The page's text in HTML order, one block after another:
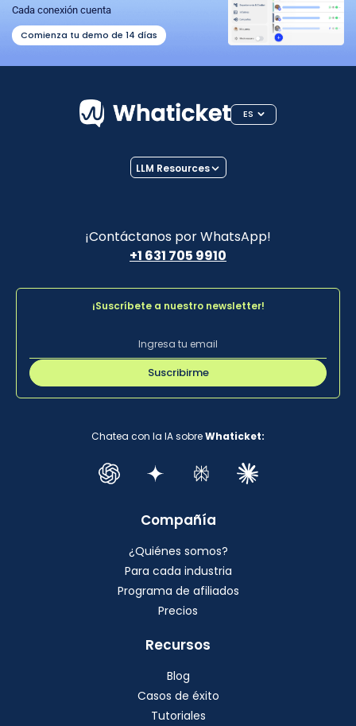
Cada conexión cuenta
Comienza tu demo de 14 días
ES
¡Contáctanos por WhatsApp!
+1 631 705 9910
LLM Resources
¡Suscríbete a nuestro newsletter!
Suscribirme
Chatea con la IA sobreWhaticket:
Compañía
¿Quiénes somos?
Para cada industria
Programa de afiliados
Precios
Recursos
Blog
Casos de éxito
Tutoriales